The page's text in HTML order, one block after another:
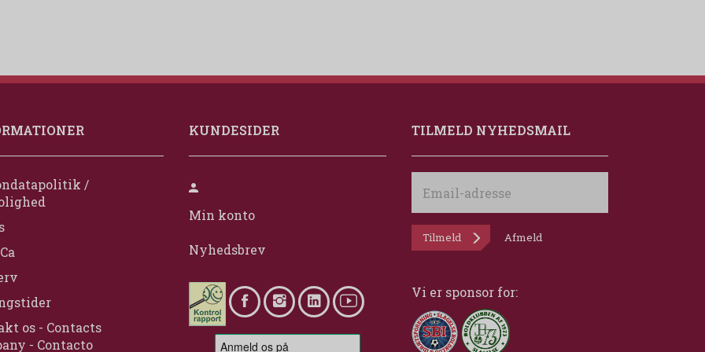
/
os - Contacts
- Contacto
KUNDESIDER
Min konto
Nyhedsbrev
TILMELD NYHEDSMAIL
adresse
Tilmeld Afmeld
Vi er sponsor for: